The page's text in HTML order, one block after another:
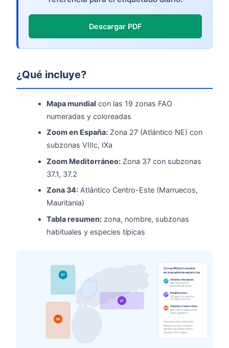
Descargar PDF
¿Qué incluye?
Mapa mundial con las 19 zonas FAO
numeradas y coloreadas
Zoom en España: Zona 27 (Atlántico NE) con
subzonas VIIIc, IXa
Zoom Mediterráneo: Zona 37 con subzonas
37.1, 37.2
Zona 34: Atlántico Centro-Este (Marruecos,
Mauritania)
Tabla resumen: zona, nombre, subzonas
habituales y especies típicas